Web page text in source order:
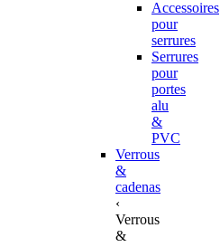
Accessoires
pour
serrures
Serrures
pour
portes
alu
&
PVC
Verrous
&
cadenas
‹
Verrous
&